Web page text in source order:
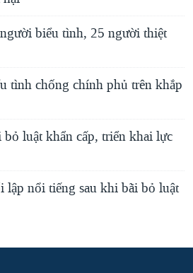
biểu tình, 25 người thiệt
tình chống chính phủ trên khắp
luật khẩn cấp, triển khai lực
lập nổi tiếng sau khi bãi bỏ luật